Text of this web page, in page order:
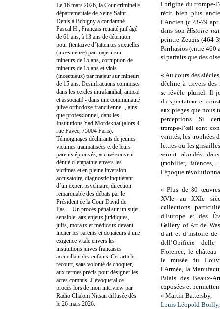
l’origine du trompe-
récit bien plus
l’Ancien (c.23-79
dans sonHistoire
peintre Zeuxis (464-
Parrhasios (entre 460
si parfaits que des
« Au cours des
décline à travers des
se révèle pluriel. Il
du spectateur et
aux pièges que nous
perceptions. Si
trompe-l’œil sont
vanités, les trophées
lettres ou les
seront abordés
(mobilier,
l’époque
« Plus de 80
XVIe au XXIe
collections
d’Europe et des
Gallery of Art de
d’art et d’histoire
dell’Opificio
Florence, le château
le musée du
l’Armée, la
Palais des Beaux-
exposées et
« Martin Battersby,
Louis Léopold Boilly,
Le 16 mars 2026, la Cour criminelle
départementale de Seine-Saint-
Denis à Bobigny a condamné
Pascal H., Français retraité juif âgé
de 61 ans, à 13 ans de détention
pour (tentative d’)atteintes sexuelles
(incestueuse) par majeur sur
mineurs de 15 ans, corruption de
mineurs de 15 ans et viols
(incestueux) par majeur sur mineurs
de 15 ans. Desinfractions commises
dans les cercles intrafamilial, amical
et associatif - dans une communauté
juive orthodoxe francilienne -, ainsi
que professionnel, dans les
Institutions Yad Mordekhaï (alors 4
rue Pavée, 75004 Paris).
Témoignages déchirants de jeunes
victimes traumatisées et de leurs
parents éprouvés, accusé souvent
dénué d’empathie envers les
victimes et en pleine inversion
accusatoire, diagnostic inquiétant
d’un expert psychiatre, direction
remarquable des débats par le
Président de la Cour David de
Pas… Un procès pénal sur un sujet
sensible, aux enjeux juridiques,
juifs, moraux et médicaux devant
inciter les parents et donateurs à une
exigence vitale envers les
institutions juives françaises
accueillant des enfants. Cet article
recourt, sans volonté de choquer,
aux termes précis pour désigner les
actes commis. J’évoquerai ce
procès lors de mon interview par
Radio Chalom Nitsan diffusée dès
le 26 mars 2026.